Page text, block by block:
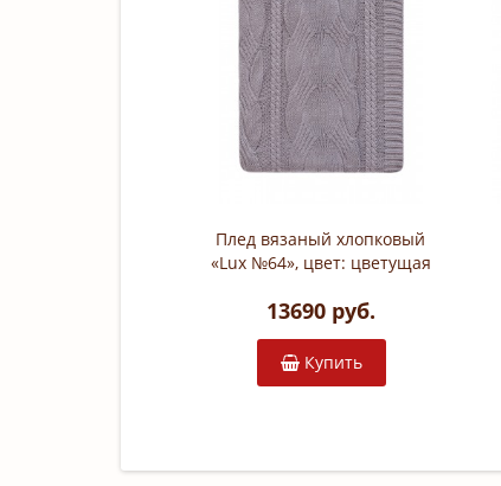
Плед вязаный хлопковый
«Lux №64», цвет: цветущая
хлопок)
13690 руб.
Купить